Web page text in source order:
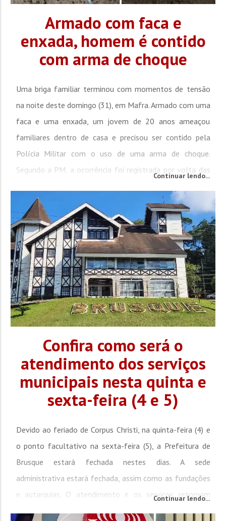
Armado com faca e
enxada, homem é contido
com arma de choque
Uma briga familiar terminou com momentos de tensão
na noite deste domingo (31), em Mafra. Armado com uma
faca e uma enxada, um jovem de 20 anos ameaçou
familiares dentro de casa e precisou ser contido pela
Polícia Militar com o uso de uma arma de choque.
Segundo a PM, a ocorrência foi registrada por volta das
que o rapaz estava alterado e armado com os objetos,
colocando em risco a...
Continuar lendo...
Confira como será o
atendimento dos serviços
municipais nesta quinta e
sexta-feira (4 e 5)
Devido ao feriado de Corpus Christi, na quinta-feira (4) e
o ponto facultativo na sexta-feira (5), a Prefeitura de
Brusque estará fechada nestes dias. A sede
administrativa estará fechada, assim como as fundações
e autarquias. O atendimento e os serviços retornam
Continuar lendo...